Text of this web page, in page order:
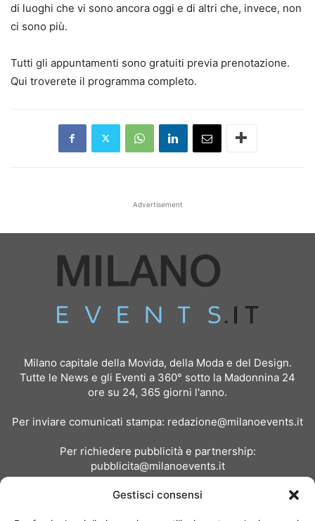
Gestisci consensi
di luoghi che vi sono ancora oggi e di altri che, invece, non
ci sono più.
Tutti gli appuntamenti sono gratuiti previa prenotazione.
Qui troverete il programma completo.
Advertisement
Milano capitale della Movida, della Moda e del Design.
Tutte le News e gli Eventi a 360° sotto la Madonnina 24
ore su 24, 365 giorni l'anno.
Per inviare comunicati stampa: redazione@milanoevents.it
Per richiedere pubblicità e partnership:
pubblicita@milanoevents.it